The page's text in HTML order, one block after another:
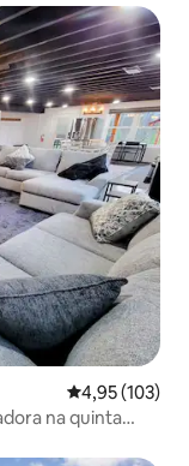
Classificação
4,95 (103)
na quinta